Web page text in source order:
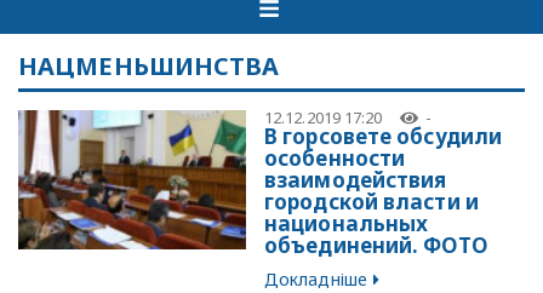
НАЦМЕНЬШИНСТВА
12.12.2019 17:20 -
В горсовете обсудили
особенности
взаимодействия
городской власти и
национальных
объединений. ФОТО
Докладніше